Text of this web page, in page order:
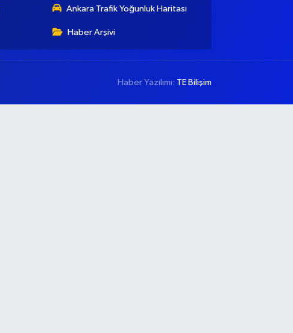
Ankara Trafik Yoğunluk Haritası
Haber Arşivi
Haber Yazılımı: TE Bilişim